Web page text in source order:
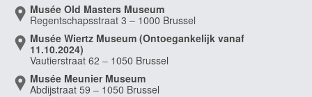
Musée Old Masters Museum
Regentschapsstraat 3 – 1000 Brussel
Musée Wiertz Museum (Ontoegankelijk vanaf
11.10.2024)
Vautierstraat 62 – 1050 Brussel
Musée Meunier Museum
Abdijstraat 59 – 1050 Brussel